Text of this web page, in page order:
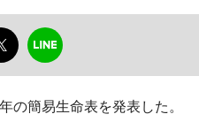
の簡易生命表を発表した。